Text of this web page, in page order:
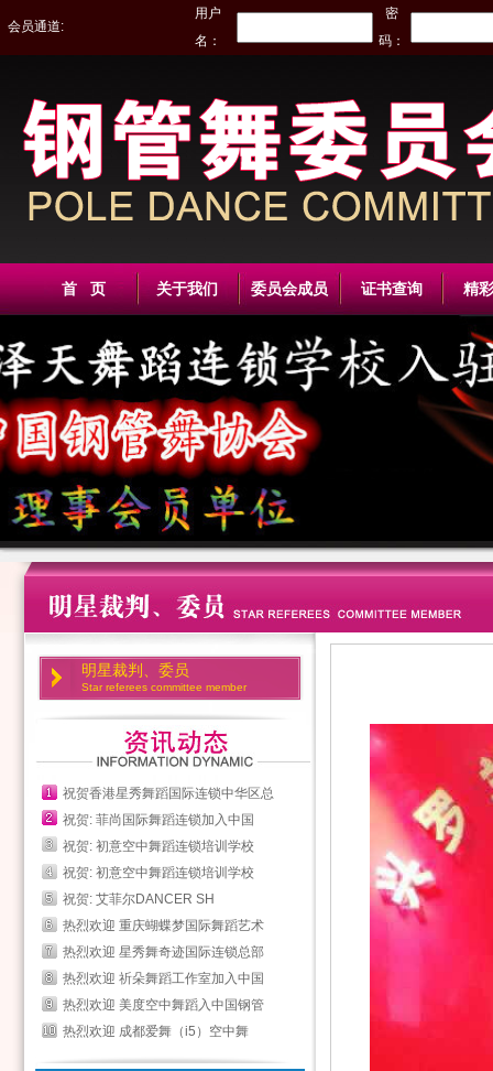
会员通道:
用户
名：
密
码：
首 页 关于我们 委员会成员 证书查询 精
明星裁判、委员
Star referees committee member
祝贺香港星秀舞蹈国际连锁中华区总
祝贺: 菲尚国际舞蹈连锁加入中国
祝贺: 初意空中舞蹈连锁培训学校
祝贺: 初意空中舞蹈连锁培训学校
祝贺: 艾菲尔DANCER SH
热烈欢迎 重庆蝴蝶梦国际舞蹈艺术
热烈欢迎 星秀舞奇迹国际连锁总部
热烈欢迎 祈朵舞蹈工作室加入中国
热烈欢迎 美度空中舞蹈入中国钢管
热烈欢迎 成都爱舞（i5）空中舞